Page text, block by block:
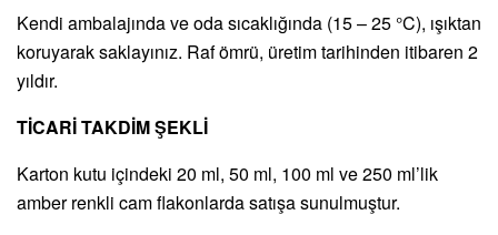
Kendi ambalajında ve oda sıcaklığında (15 – 25 °C), ışıktan
koruyarak saklayınız. Raf ömrü, üretim tarihinden itibaren 2
yıldır.
TİCARİ TAKDİM ŞEKLİ
Karton kutu içindeki 20 ml, 50 ml, 100 ml ve 250 ml’lik
amber renkli cam flakonlarda satışa sunulmuştur.